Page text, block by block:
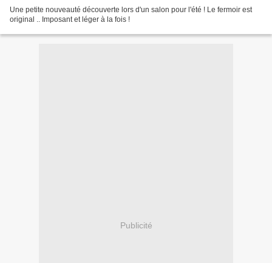
Une petite nouveauté découverte lors d'un salon pour l'été ! Le fermoir est
original .. Imposant et léger à la fois !
Publicité